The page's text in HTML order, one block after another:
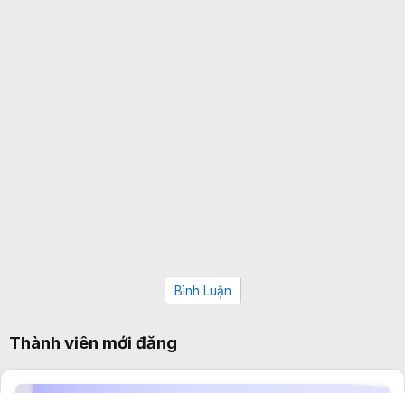
Bình Luận
Thành viên mới đăng